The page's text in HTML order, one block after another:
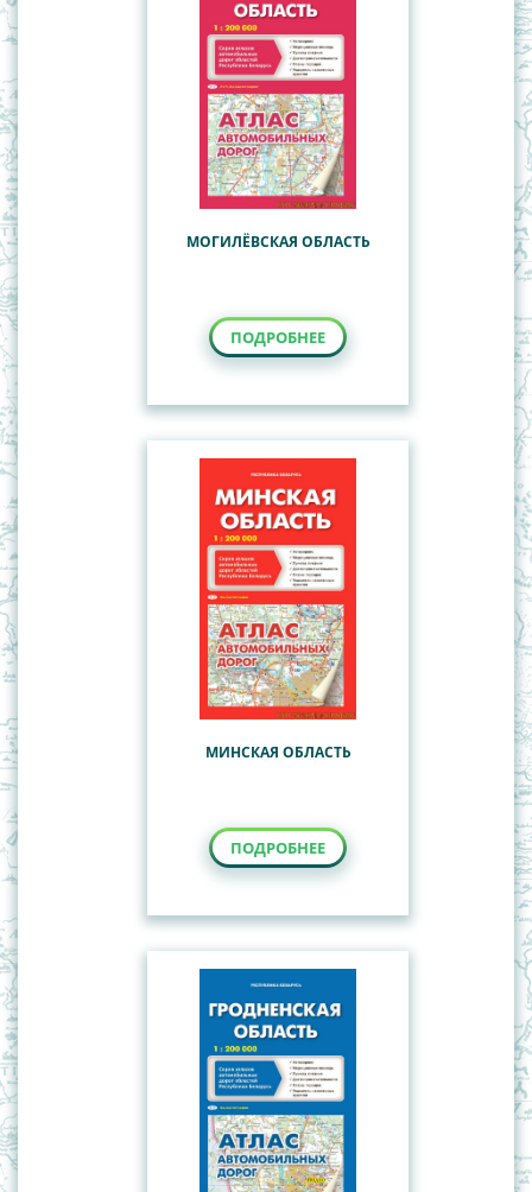
Общегеографические, обзорно-
топографические карты
Политико-административные карты Республики
Туристские карты
Учебные настенные карты
МОГИЛЁВСКАЯ ОБЛАСТЬ
ПОДРОБНЕЕ
МИНСКАЯ ОБЛАСТЬ
ПОДРОБНЕЕ